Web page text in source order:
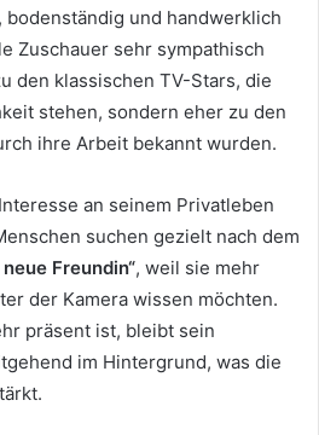
und handwerklich
Zuschauer sehr sympathisch
den klassischen TV-Stars, die
stehen, sondern eher zu den
ihre Arbeit bekannt wurden.
an seinem Privatleben
suchen gezielt nach dem
Freundin“, weil sie mehr
der Kamera wissen möchten.
präsent ist, bleibt sein
im Hintergrund, was die